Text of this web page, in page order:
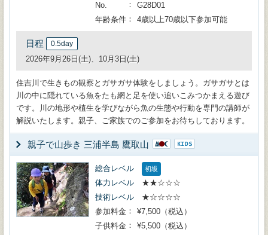
No.
G28D01
年齢条件
4歳以上70歳以下参加可能
日程 0.5day
2026年9月26日(土)、10月3日(土)
住吉川で生きもの観察とガサガサ体験をしましょう。ガサガサとは
川の中に隠れている魚をたも網と足を使い追いこみつかまえる遊び
です。川の地形や植生を学びながら魚の生態や行動を専門の講師が
解説いたします。親子、ご家族でのご参加をお待ちしております。
親子で山歩き 三浦半島 鷹取山
総合レベル 初級
体力レベル
★★☆☆☆
技術レベル
★☆☆☆☆
参加料金
¥7,500（税込）
子供料金
¥5,500（税込）